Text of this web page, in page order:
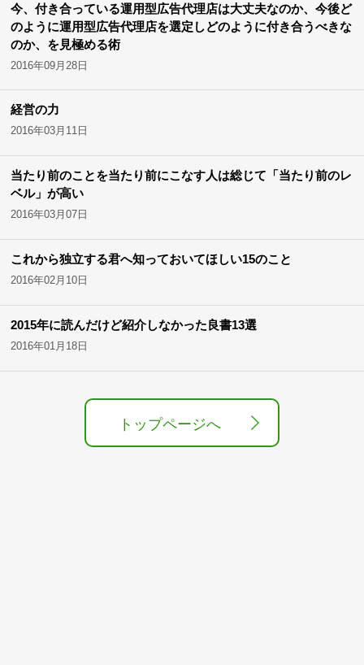
今、付き合っている運用型広告代理店は大丈夫なのか、今後ど
のように運用型広告代理店を選定しどのように付き合うべきな
のか、を見極める術
2016年09月28日
経営の力
2016年03月11日
当たり前のことを当たり前にこなす人は総じて「当たり前のレ
ベル」が高い
2016年03月07日
これから独立する君へ知っておいてほしい15のこと
2016年02月10日
2015年に読んだけど紹介しなかった良書13選
2016年01月18日
トップページへ